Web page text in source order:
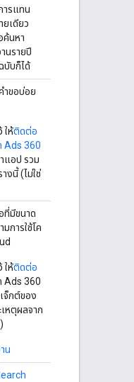
ารแทน
ยเดียว
ค้นหา
นรายปี
บับก็ได้
ำขอบ่อย
ให้ติดต่อ
Ads 360
แอป รวม
งนี้ (ไม่ใช่
ที่มีขนาด
การใช้โค
ให้ติดต่อ
Ads 360
จ็กต์ของ
หตุผลจาก
น